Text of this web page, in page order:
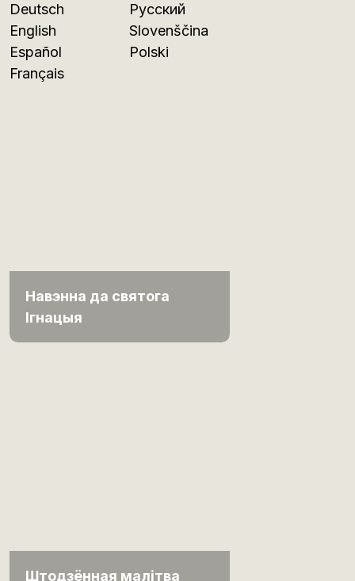
Deutsch
English
Español
Français
Русский
Slovenščina
Polski
Навэнна да святога
Ігнацыя
Штодзённая малітва